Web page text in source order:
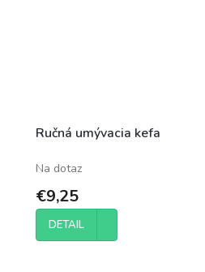
Ručná umývacia kefa
Na dotaz
€9,25
DETAIL